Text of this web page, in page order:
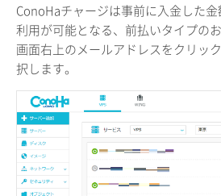
ConoHaチャージは事前に入金した
利用が可能となる、前払いタイプの
画面右上のメールアドレスをクリッ
択します。